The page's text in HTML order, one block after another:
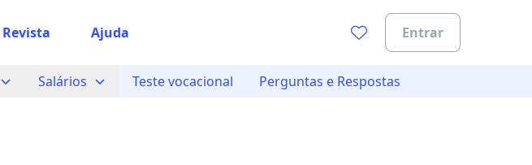
Revista Ajuda Entrar
Salários Teste vocacional Perguntas e Respostas